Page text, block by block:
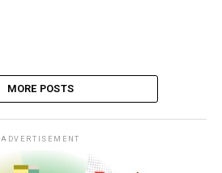
MORE POSTS
ADVERTISEMENT